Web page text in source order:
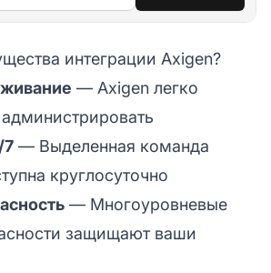
интеграции Axigen?
— Axigen легко
7 — Выделенная команда
круглосуточно
— Многоуровневые
защищают ваши